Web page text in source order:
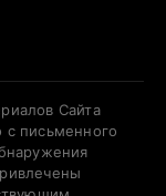
Сайта
с письменного